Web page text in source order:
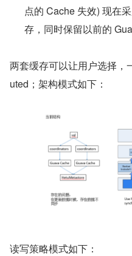
点的 Cache 失效) 现在
存，同时保留以前的
两套缓存可以让用户选择，
uted；架构模式如下：
读写策略模式如下：